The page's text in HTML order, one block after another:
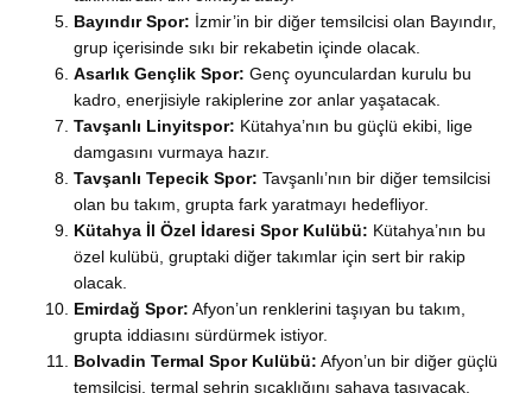
Bayındır Spor: İzmir’in bir diğer temsilcisi olan Bayındır,
grup içerisinde sıkı bir rekabetin içinde olacak.
Asarlık Gençlik Spor: Genç oyunculardan kurulu bu
kadro, enerjisiyle rakiplerine zor anlar yaşatacak.
Tavşanlı Linyitspor: Kütahya’nın bu güçlü ekibi, lige
damgasını vurmaya hazır.
Tavşanlı Tepecik Spor: Tavşanlı’nın bir diğer temsilcisi
olan bu takım, grupta fark yaratmayı hedefliyor.
Kütahya İl Özel İdaresi Spor Kulübü: Kütahya’nın bu
özel kulübü, gruptaki diğer takımlar için sert bir rakip
olacak.
Emirdağ Spor: Afyon’un renklerini taşıyan bu takım,
grupta iddiasını sürdürmek istiyor.
Bolvadin Termal Spor Kulübü: Afyon’un bir diğer güçlü
temsilcisi, termal şehrin sıcaklığını sahaya taşıyacak.